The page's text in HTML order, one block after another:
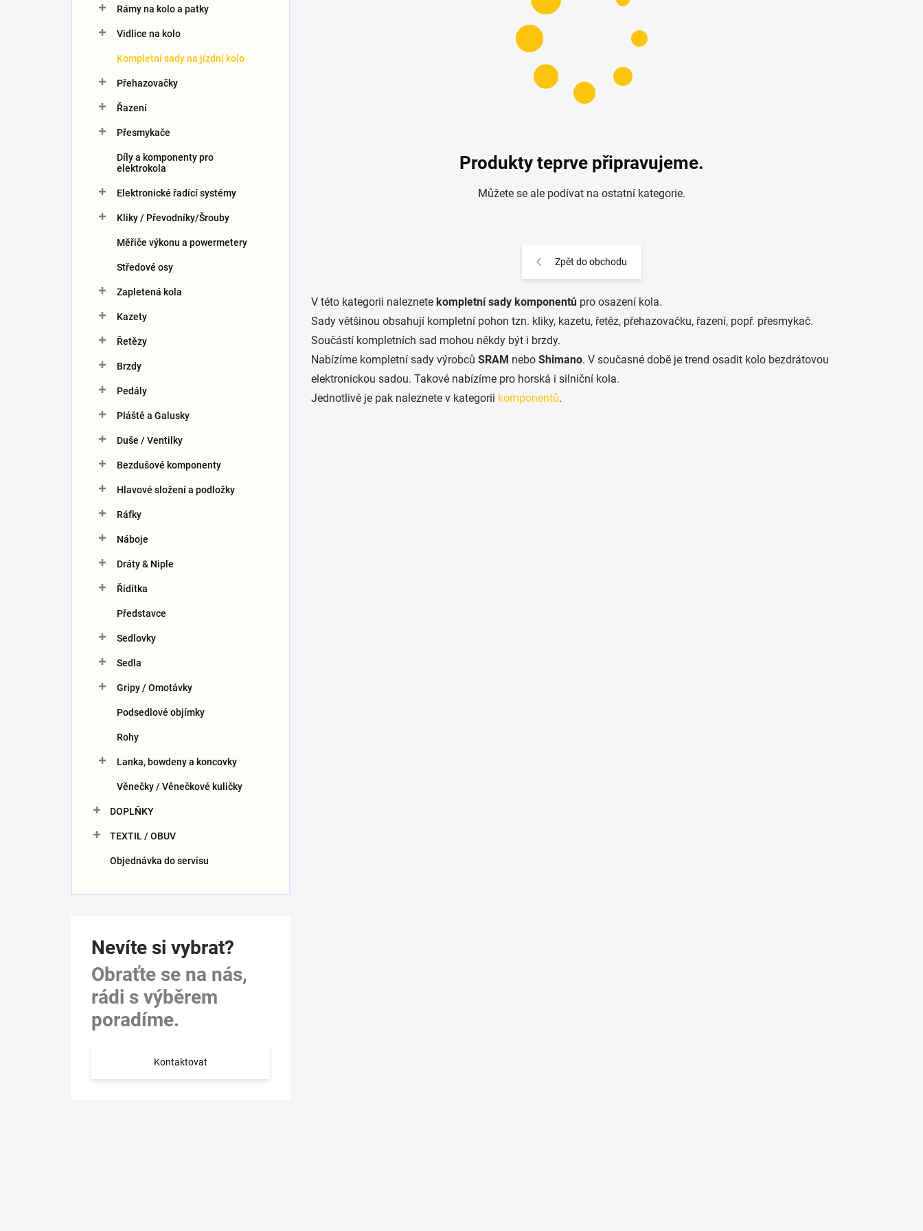
Rámy na kolo a patky
Vidlice na kolo
Kompletní sady na jízdní kolo
Přehazovačky
Řazení
Přesmykače
Díly a komponenty pro
elektrokola
Elektronické řadící systémy
Kliky / Převodníky/Šrouby
Měřiče výkonu a powermetery
Středové osy
Zapletená kola
Kazety
Řetězy
Brzdy
Pedály
Pláště a Galusky
Duše / Ventilky
Bezdušové komponenty
Hlavové složení a podložky
Ráfky
Náboje
Dráty & Niple
Řídítka
Představce
Sedlovky
Sedla
Gripy / Omotávky
Podsedlové objímky
Rohy
Lanka, bowdeny a koncovky
Věnečky / Věnečkové kuličky
DOPLŇKY
TEXTIL / OBUV
Objednávka do servisu
Nevíte si vybrat?
Obraťte se na nás,
rádi s výběrem
poradíme.
Kontaktovat
Produkty teprve připravujeme.
Můžete se ale podívat na ostatní kategorie.
Zpět do obchodu
V této kategorii naleznete kompletní sady komponentů pro osazení kola.
Sady většinou obsahují kompletní pohon tzn. kliky, kazetu, řetěz, přehazovačku, řazení, popř. přesmykač.
Součástí kompletních sad mohou někdy být i brzdy.
Nabízíme kompletní sady výrobců SRAM nebo Shimano. V současné době je trend osadit kolo bezdrátovou
elektronickou sadou. Takové nabízíme pro horská i silniční kola.
Jednotlivě je pak naleznete v kategorii komponentů.